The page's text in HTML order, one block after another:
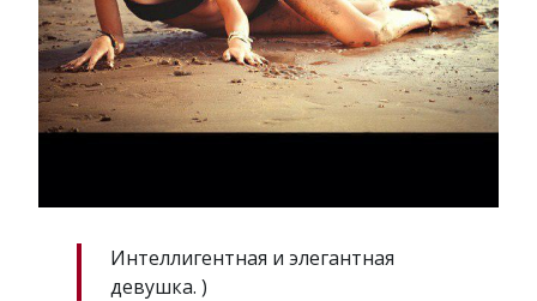
Интеллигентная и элегантная
девушка. )